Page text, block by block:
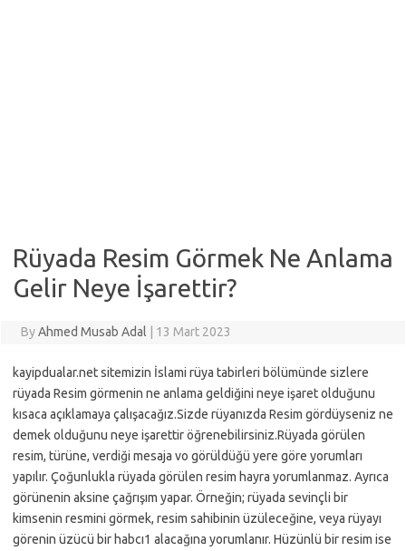
Rüyada Resim Görmek Ne Anlama
Gelir Neye İşarettir?
ByAhmed Musab Adal 13 Mart 2023
kayipdualar.net sitemizin İslami rüya tabirleri bölümünde sizlere
rüyada Resim görmenin ne anlama geldiğini neye işaret olduğunu
kısaca açıklamaya çalışacağız.Sizde rüyanızda Resim gördüyseniz ne
demek olduğunu neye işarettir öğrenebilirsiniz.Rüyada görülen
resim, türüne, verdiği mesaja vo görüldüğü yere göre yorumları
yapılır. Çoğunlukla rüyada görülen resim hayra yorumlanmaz. Ayrıca
görünenin aksine çağrışım yapar. Örneğin; rüyada sevinçli bir
kimsenin resmini görmek, resim sahibinin üzüleceğine, veya rüyayı
görenin üzücü bir habcı1 alacağına yorumlanır. Hüzünlü bir resim ise